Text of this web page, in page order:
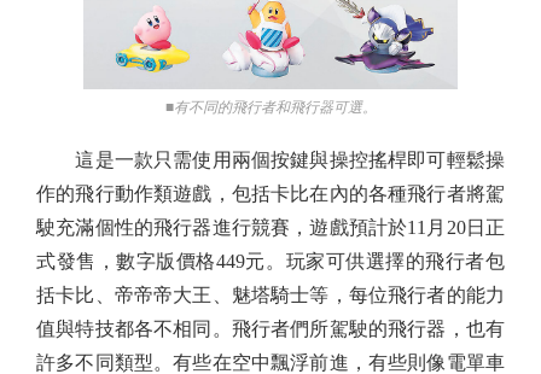
■有不同的飛行者和飛行器可選。
這是一款只需使用兩個按鍵與操控搖桿即可輕鬆操
作的飛行動作類遊戲，包括卡比在內的各種飛行者將駕
駛充滿個性的飛行器進行競賽，遊戲預計於11月20日正
式發售，數字版價格449元。玩家可供選擇的飛行者包
括卡比、帝帝帝大王、魅塔騎士等，每位飛行者的能力
值與特技都各不相同。飛行者們所駕駛的飛行器，也有
許多不同類型。有些在空中飄浮前進，有些則像電單車